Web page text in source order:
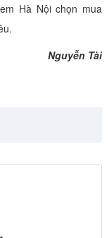
Hà Nội chọn mua
Nguyễn Tài